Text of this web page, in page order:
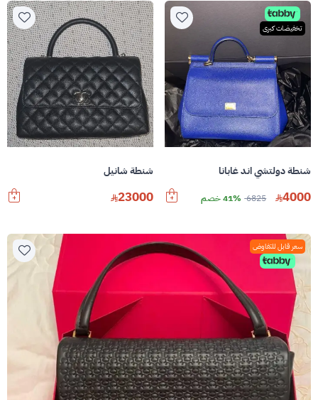
تخفيضات كبرى
شنطة دولتشي اند غابانا
4000
6825 41% خصم
شنطة شانيل
23000
سعر قابل للتفاوض